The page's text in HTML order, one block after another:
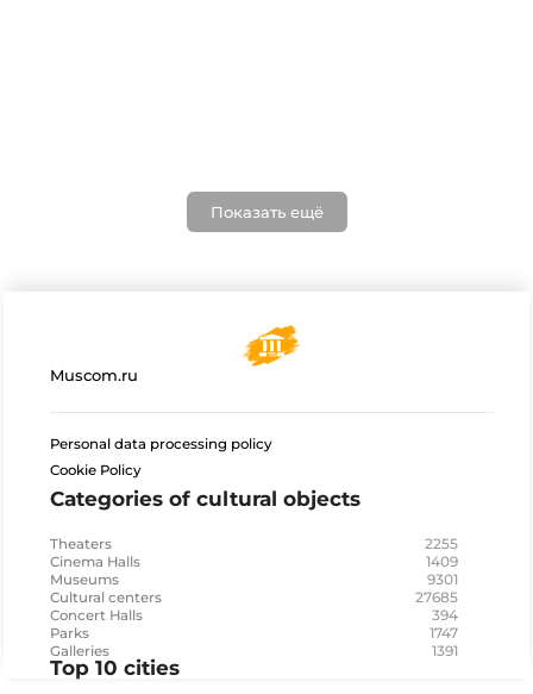
Показать ещё
Muscom.ru
Personal data processing policy
Cookie Policy
Categories of cultural objects
Theaters 2255
Cinema Halls 1409
Museums 9301
Cultural centers 27685
Concert Halls 394
Parks 1747
Galleries 1391
Top 10 cities